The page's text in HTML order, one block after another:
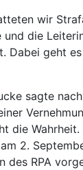
wir
die
Dabei geht
sagte
die Wahrheit.
2.
des RPA